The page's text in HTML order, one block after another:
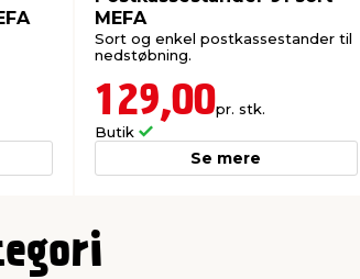
MEFA
Sort og enkel postkassestander til
nedstøbning.
129,00pr. stk.
Butik
Se mere